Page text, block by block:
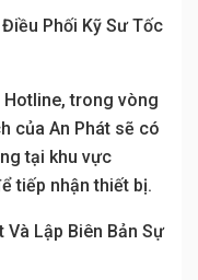
Phối Kỹ Sư Tốc
Hotline, trong vòng
của An Phát sẽ có
tại khu vực
tiếp nhận thiết bị.
Lập Biên Bản Sự